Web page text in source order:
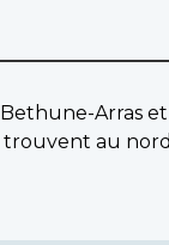
Arras
trouvent au